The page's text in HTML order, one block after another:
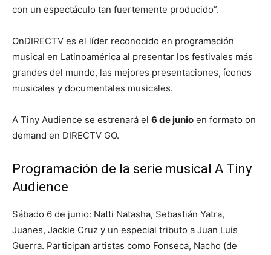
con un espectáculo tan fuertemente producido”.
OnDIRECTV es el líder reconocido en programación
musical en Latinoamérica al presentar los festivales más
grandes del mundo, las mejores presentaciones, íconos
musicales y documentales musicales.
A Tiny Audience se estrenará el 6 de junio en formato on
demand en DIRECTV GO.
Programación de la serie musical A Tiny
Audience
Sábado 6 de junio: Natti Natasha, Sebastián Yatra,
Juanes, Jackie Cruz y un especial tributo a Juan Luis
Guerra. Participan artistas como Fonseca, Nacho (de